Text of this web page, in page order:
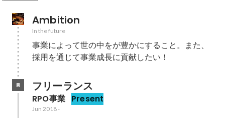
Ambition
In the future
事業によって世の中をが豊かにすること。また、
採用を通じて事業成長に貢献したい！
フリーランス
RPO事業 Present
Jun 2018-